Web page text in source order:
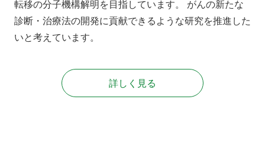
転移の分子機構解明を目指しています。 がんの新たな
診断・治療法の開発に貢献できるような研究を推進した
いと考えています。
詳しく見る